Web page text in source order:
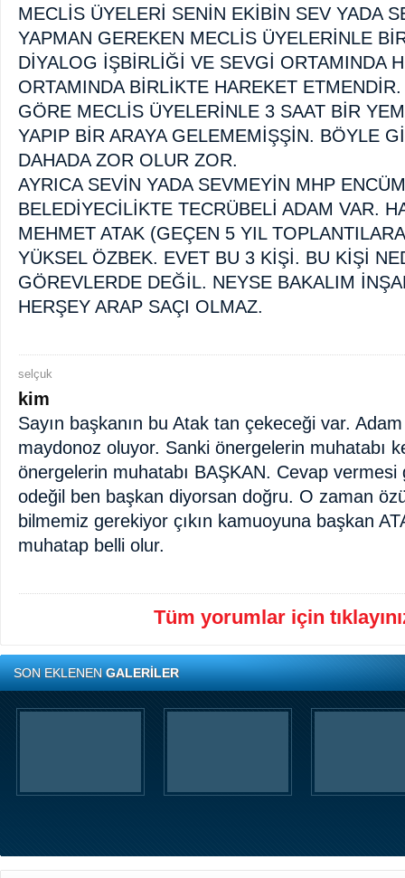
MECLİS ÜYELERİ SENİN EKİBİN SEV YADA
YAPMAN GEREKEN MECLİS ÜYELERİNLE
DİYALOG İŞBİRLİĞİ VE SEVGİ ORTAMINDA
ORTAMINDA BİRLİKTE HAREKET
GÖRE MECLİS ÜYELERİNLE 3 SAAT BİR
YAPIP BİR ARAYA GELEMEMİŞŞİN. BÖYLE
DAHADA ZOR OLUR ZOR.
AYRICA SEVİN YADA SEVMEYİN MHP
BELEDİYECİLİKTE TECRÜBELİ ADAM VAR.
MEHMET ATAK (GEÇEN 5 YIL
YÜKSEL ÖZBEK. EVET BU 3 KİŞİ. BU KİŞİ
GÖREVLERDE DEĞİL. NEYSE BAKALIM
HERŞEY ARAP SAÇI OLMAZ.
selçuk
kim
Sayın başkanın bu Atak tan çekeceği var.
maydonoz oluyor. Sanki önergelerin muhatabı
önergelerin muhatabı BAŞKAN. Cevap
odeğil ben başkan diyorsan doğru. O zaman
bilmemiz gerekiyor çıkın kamuoyuna başkan
muhatap belli olur.
Tüm yorumlar için
SON EKLENENGALERİLER